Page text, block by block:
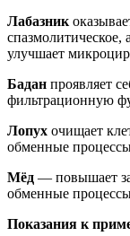
Лабазник
спазмолитическое,
улучшает
Бадан проявляет
фильтрационную
Лопух очищает
обменные
Мёд — повышает
обменные
Показания к